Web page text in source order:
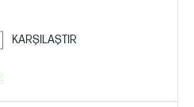
KARŞILAŞTIR